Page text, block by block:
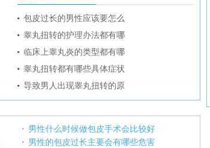
包皮过长的男性应该要怎么
睾丸扭转的护理办法都有哪
临床上睾丸炎的类型都有哪
睾丸扭转都有哪些具体症状
导致男人出现睾丸扭转的原
男性什么时候做包皮手术会比较好
男性的包皮过长主要会有哪些危害